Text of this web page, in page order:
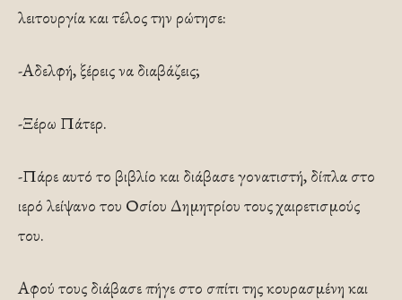
λειτουργία και τέλος την ρώτησε:
-Αδελφή, ξέρεις να διαβάζεις;
-Ξέρω Πάτερ.
-Πάρε αυτό το βιβλίο και διάβασε γονατιστή, δίπλα στο
ιερό λείψανο του Οσίου Δημητρίου τους χαιρετισμούς
του.
Αφού τους διάβασε πήγε στο σπίτι της κουρασμένη και